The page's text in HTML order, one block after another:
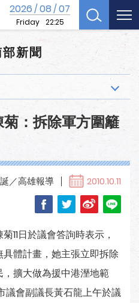
2026/08/07
Friday 22:25
新聞
：拆除軍方圍籬
／高雄報導 2010.10.11
11日於議會答詢時表示，
體計畫，她主張立即拆除
擴大做為援中港溼地範
議會副議長黃石龍上午於議